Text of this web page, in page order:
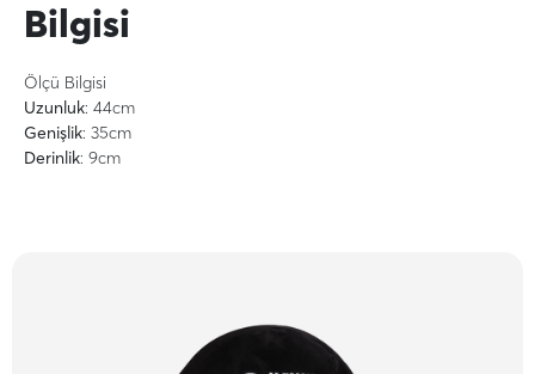
Bilgisi
Ölçü Bilgisi
Uzunluk: 44cm
Genişlik: 35cm
Derinlik: 9cm